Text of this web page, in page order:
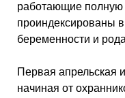
работающие полную
проиндексированы
беременности и
Первая апрельская
начиная от